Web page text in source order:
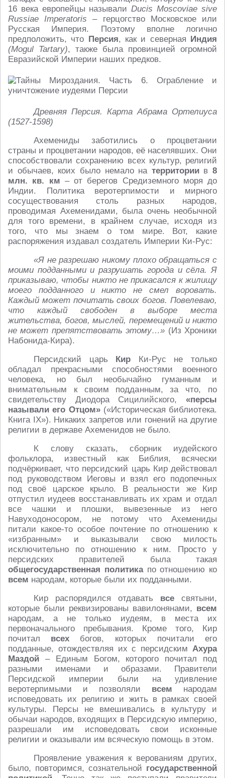
16 века европейцы называлиDucis Moscoviae sive
Russiae Imperatoris – герцогство Московское или
Русская Империя. Поэтому вполне логично
предположить, что Персия, как и северная Индия
(Mogul Tartary), также была провинцией огромной
Евразийской Империи наших предков.
Древняя Персия. Карта Абрама Ортелиуса
(1527-1598)
Ахемениды заботились о процветании
страны и процветании народов, её населявших. Они
способствовали сохранению всех культур, религий
и обычаев, коих было немало на территории в 8
млн. кв. км – от берегов Средиземного моря до
Индии. Политика веротерпимости и мирного
сосуществования столь разных народов,
проводимая Ахеменидами, была очень необычной
для того времени, в крайнем случае, исходя из
того, что мы знаем о том мире. Вот, какие
распоряжения издавал создатель Империи Ки-Рус:
«Я не разрешаю никому плохо обращаться с
моими подданными и разрушать города и сёла. Я
приказываю, чтобы никто не прикасался к жилищу
моего подданного и никто не смел воровать.
Каждый может почитать своих богов. Повелеваю,
что каждый свободен в выборе места
жительства, богов, мыслей, перемещений и никто
не может препятствовать этому…» (Из Хроники
Набонида-Кира).
Персидский царь Кир Ки-Рус не только
обладал прекрасными способностями военного
человека, но был необычайно гуманным и
внимательным к своим подданным, за что, по
свидетельству Диодора Сицилийского, «персы
называли его Отцом»(«Историческая библиотека.
Книга IX»). Никаких запретов или гонений на другие
религии в державе Ахеменидов не было.
К слову сказать, сборник иудейского
фольклора, известный как Библия, всячески
подчёркивает, что персидский царь Кир действовал
под руководством Иеговы и взял его подопечных
под своё царское крыло. В реальности же Кир
отпустил иудеев восстанавливать их храм и отдал
все чашки и плошки, вывезенные из него
Навуходоносором, не потому что Ахемениды
питали какое-то особое почтение по отношению к
«избранным» и выказывали свою милость
исключительно по отношению к ним. Просто у
персидских правителей была такая
общегосударственная политикапо отношению ко
всем народам, которые были их подданными.
Кир распорядился отдавать все святыни,
которые были реквизированы вавилонянами, всем
народам, а не только иудеям, в места их
первоначального пребывания. Кроме того, Кир
почитал всех богов, которых почитали его
подданные, отождествляя их с персидским Ахура
Маздой – Единым Богом, которого почитал под
разными именами и образами. Правители
Персидской империи были на удивление
веротерпимыми и позволяли всем народам
исповедовать их религию и жить в рамках своей
культуры. Персы не вмешивались в культуру и
обычаи народов, входящих в Персидскую империю,
разрешали им исповедовать свои исконные
религии и оказывали им всяческую помощь в этом.
Проявление уважения к верованиям других,
было, повторимся, сознательной государственной